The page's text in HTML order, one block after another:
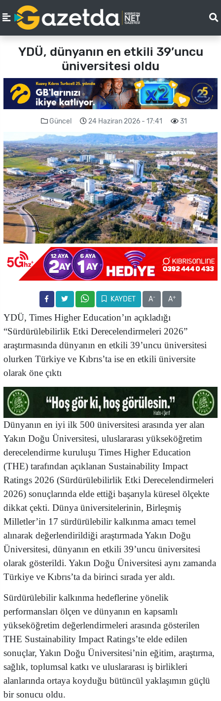
YDÜ, dünyanın en etkili 39’uncu
üniversitesi oldu
Güncel 24 Haziran 2026 - 17:41 31
KAYDET A- A+
YDÜ, Times Higher Education’ın açıkladığı
“Sürdürülebilirlik Etki Derecelendirmeleri 2026”
araştırmasında dünyanın en etkili 39’uncu üniversitesi
olurken Türkiye ve Kıbrıs’ta ise en etkili üniversite
olarak öne çıktı
Dünyanın en iyi ilk 500 üniversitesi arasında yer alan
Yakın Doğu Üniversitesi, uluslararası yükseköğretim
derecelendirme kuruluşu Times Higher Education
(THE) tarafından açıklanan Sustainability Impact
Ratings 2026 (Sürdürülebilirlik Etki Derecelendirmeleri
2026) sonuçlarında elde ettiği başarıyla küresel ölçekte
dikkat çekti. Dünya üniversitelerinin, Birleşmiş
Milletler’in 17 sürdürülebilir kalkınma amacı temel
alınarak değerlendirildiği araştırmada Yakın Doğu
Üniversitesi, dünyanın en etkili 39’uncu üniversitesi
olarak gösterildi. Yakın Doğu Üniversitesi aynı zamanda
Türkiye ve Kıbrıs’ta da birinci sırada yer aldı.
Sürdürülebilir kalkınma hedeflerine yönelik
performansları ölçen ve dünyanın en kapsamlı
yükseköğretim değerlendirmeleri arasında gösterilen
THE Sustainability Impact Ratings’te elde edilen
sonuçlar, Yakın Doğu Üniversitesi’nin eğitim, araştırma,
sağlık, toplumsal katkı ve uluslararası iş birlikleri
alanlarında ortaya koyduğu bütüncül yaklaşımın güçlü
bir sonucu oldu.